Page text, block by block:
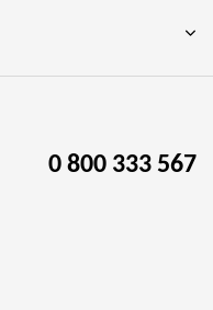
0 800 333 567